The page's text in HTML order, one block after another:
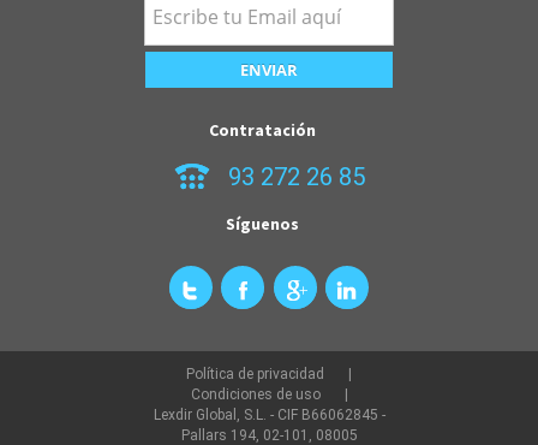
Contratación
93 272 26 85
Síguenos
Política de privacidad
Condiciones de uso
Lexdir Global, S.L. - CIF B66062845 -
Pallars 194, 02-101, 08005